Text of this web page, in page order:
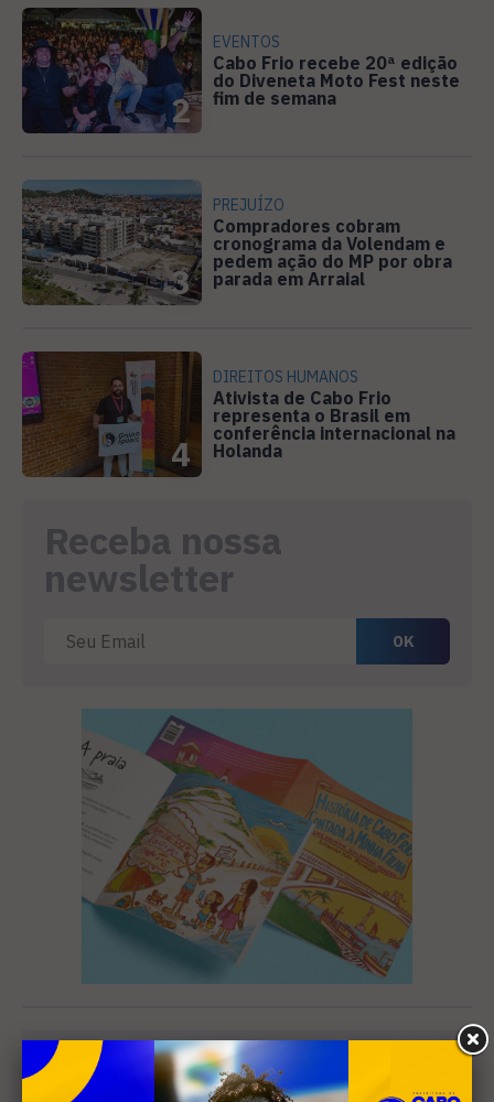
2
EVENTOS
Cabo Frio recebe 20ª edição
do Diveneta Moto Fest neste
fim de semana
3
PREJUÍZO
Compradores cobram
cronograma da Volendam e
pedem ação do MP por obra
parada em Arraial
4
DIREITOS HUMANOS
Ativista de Cabo Frio
representa o Brasil em
conferência internacional na
Holanda
Receba nossa
newsletter